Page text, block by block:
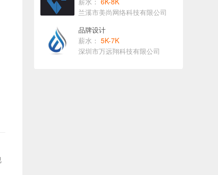
兰溪市美尚网络科技有限公司
品牌设计
薪水： 5K-7K
深圳市万远翔科技有限公司